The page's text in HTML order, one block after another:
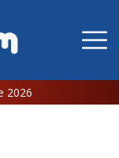
2026